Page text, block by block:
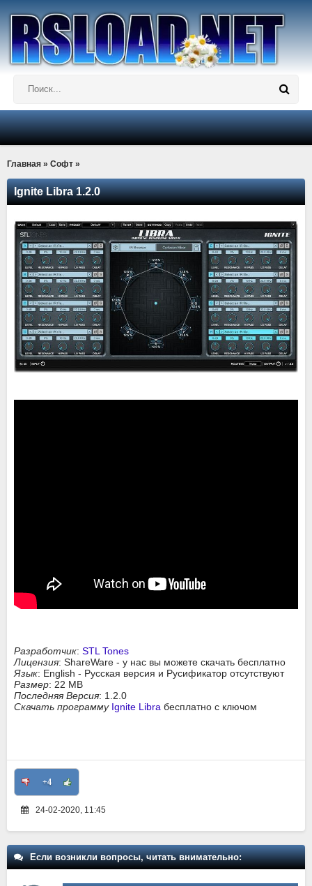
Главная » Софт »
Ignite Libra 1.2.0
Разработчик: STL Tones
Лицензия: ShareWare - у нас вы можете скачать бесплатно
Язык: English - Русская версия и Русификатор отсутствуют
Размер: 22 MB
Последняя Версия: 1.2.0
Скачать программу Ignite Libra бесплатно с ключом
+4
24-02-2020, 11:45
Если возникли вопросы, читать внимательно: